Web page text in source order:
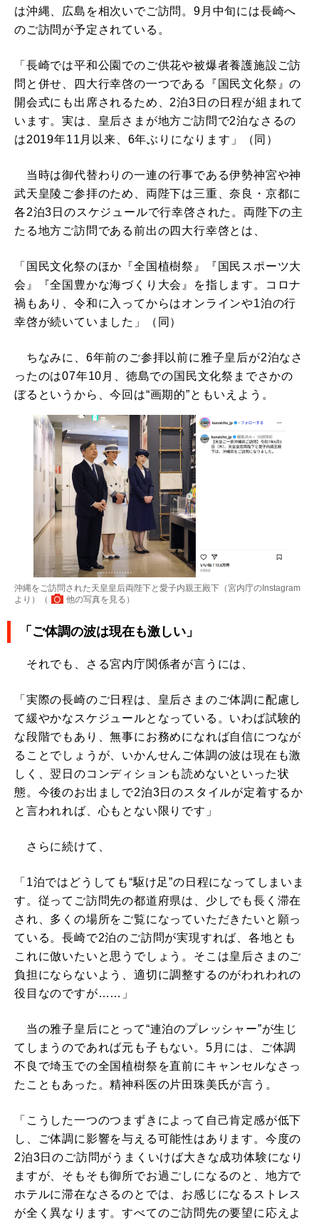
は沖縄、広島を相次いでご訪問。9月中旬には長崎へ
のご訪問が予定されている。
「長崎では平和公園でのご供花や被爆者養護施設ご訪
問と併せ、四大行幸啓の一つである『国民文化祭』の
開会式にも出席されるため、2泊3日の日程が組まれて
います。実は、皇后さまが地方ご訪問で2泊なさるの
は2019年11月以来、6年ぶりになります」（同）
当時は御代替わりの一連の行事である伊勢神宮や神
武天皇陵ご参拝のため、両陛下は三重、奈良・京都に
各2泊3日のスケジュールで行幸啓された。両陛下の主
たる地方ご訪問である前出の四大行幸啓とは、
「国民文化祭のほか『全国植樹祭』『国民スポーツ大
会』『全国豊かな海づくり大会』を指します。コロナ
禍もあり、令和に入ってからはオンラインや1泊の行
幸啓が続いていました」（同）
ちなみに、6年前のご参拝以前に雅子皇后が2泊なさ
ったのは07年10月、徳島での国民文化祭までさかの
ぼるというから、今回は“画期的”ともいえよう。
沖縄をご訪問された天皇皇后両陛下と愛子内親王殿下（宮内庁のInstagram
より）（
他の写真を見る ）
「ご体調の波は現在も激しい」
それでも、さる宮内庁関係者が言うには、
「実際の長崎のご日程は、皇后さまのご体調に配慮し
て緩やかなスケジュールとなっている。いわば試験的
な段階でもあり、無事にお務めになれば自信につなが
ることでしょうが、いかんせんご体調の波は現在も激
しく、翌日のコンディションも読めないといった状
態。今後のお出ましで2泊3日のスタイルが定着するか
と言われれば、心もとない限りです」
さらに続けて、
「1泊ではどうしても“駆け足”の日程になってしまいま
す。従ってご訪問先の都道府県は、少しでも長く滞在
され、多くの場所をご覧になっていただきたいと願っ
ている。長崎で2泊のご訪問が実現すれば、各地とも
これに倣いたいと思うでしょう。そこは皇后さまのご
負担にならないよう、適切に調整するのがわれわれの
役目なのですが……」
当の雅子皇后にとって“連泊のプレッシャー”が生じ
てしまうのであれば元も子もない。5月には、ご体調
不良で埼玉での全国植樹祭を直前にキャンセルなさっ
たこともあった。精神科医の片田珠美氏が言う。
「こうした一つのつまずきによって自己肯定感が低下
し、ご体調に影響を与える可能性はあります。今度の
2泊3日のご訪問がうまくいけば大きな成功体験になり
ますが、そもそも御所でお過ごしになるのと、地方で
ホテルに滞在なさるのとでは、お感じになるストレス
が全く異なります。すべてのご訪問先の要望に応えよ